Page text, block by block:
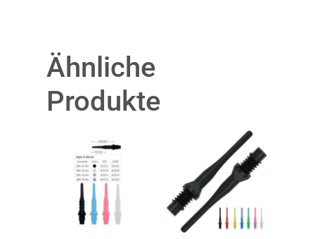
Ähnliche
Produkte